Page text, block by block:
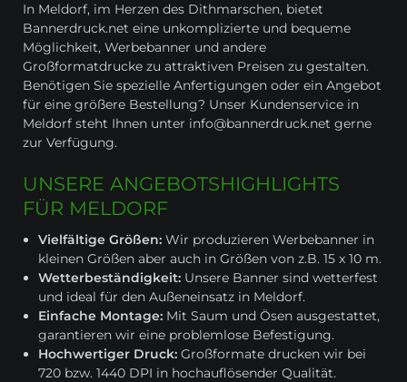
In Meldorf, im Herzen des Dithmarschen, bietet
Bannerdruck.net eine unkomplizierte und bequeme
Möglichkeit, Werbebanner und andere
Großformatdrucke zu attraktiven Preisen zu gestalten.
Benötigen Sie spezielle Anfertigungen oder ein Angebot
für eine größere Bestellung? Unser Kundenservice in
Meldorf steht Ihnen unter info@bannerdruck.net gerne
zur Verfügung.
UNSERE ANGEBOTSHIGHLIGHTS
FÜR MELDORF
Vielfältige Größen:Wir produzieren Werbebanner in
kleinen Größen aber auch in Größen von z.B. 15 x 10 m.
Wetterbeständigkeit: Unsere Banner sind wetterfest
und ideal für den Außeneinsatz in Meldorf.
Einfache Montage: Mit Saum und Ösen ausgestattet,
garantieren wir eine problemlose Befestigung.
Hochwertiger Druck:Großformate drucken wir bei
720 bzw. 1440 DPI in hochauflösender Qualität.